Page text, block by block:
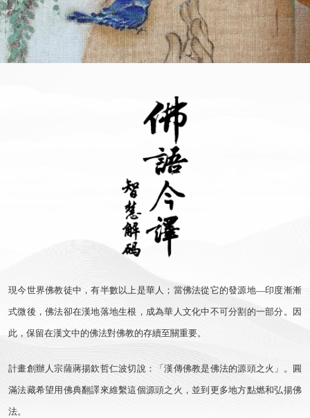
現今世界佛教徒中，有半數以上是華人；當佛法從它的發源地—印度漸漸
式微後，佛法卻在漢地落地生根，成為華人文化中不可分割的一部分。因
此，保留在漢文中的佛法對佛教的存續至關重要。
計畫創辦人宗薩蔣揚欽哲仁波切說：「漢傳佛教是佛法的源頭之火」。圓
滿法藏希望用佛典翻譯來維繫這個源頭之火，並到更多地方點燃和弘揚佛
法。